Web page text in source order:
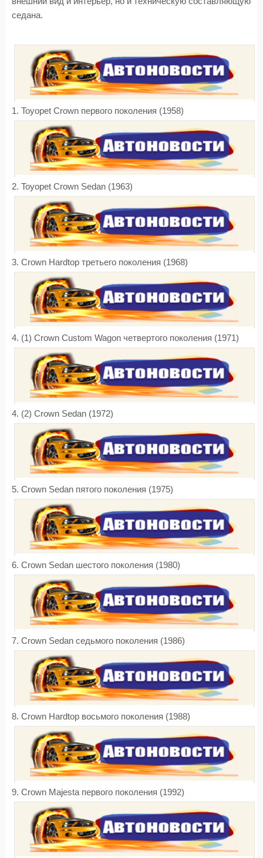
седана.
1. Toyopet Crown первого поколения (1958)
2. Toyopet Crown Sedan (1963)
3. Crown Hardtop третьего поколения (1968)
4. (1) Crown Custom Wagon четвертого поколения (1971)
4. (2) Crown Sedan (1972)
5. Crown Sedan пятого поколения (1975)
6. Crown Sedan шестого поколения (1980)
7. Crown Sedan седьмого поколения (1986)
8. Crown Hardtop восьмого поколения (1988)
9. Crown Majesta первого поколения (1992)